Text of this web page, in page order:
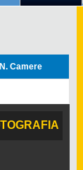
N. Camere